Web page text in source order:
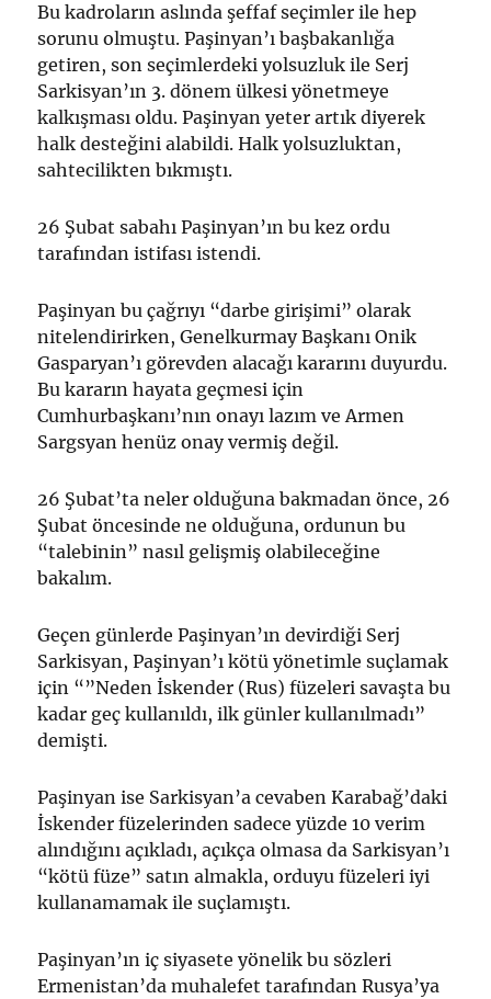
Bu kadroların aslında şeffaf seçimler ile hep
sorunu olmuştu. Paşinyan’ı başbakanlığa
getiren, son seçimlerdeki yolsuzluk ile Serj
Sarkisyan’ın 3. dönem ülkesi yönetmeye
kalkışması oldu. Paşinyan yeter artık diyerek
halk desteğini alabildi. Halk yolsuzluktan,
sahtecilikten bıkmıştı.
26 Şubat sabahı Paşinyan’ın bu kez ordu
tarafından istifası istendi.
Paşinyan bu çağrıyı “darbe girişimi” olarak
nitelendirirken, Genelkurmay Başkanı Onik
Gasparyan’ı görevden alacağı kararını duyurdu.
Bu kararın hayata geçmesi için
Cumhurbaşkanı’nın onayı lazım ve Armen
Sargsyan henüz onay vermiş değil.
26 Şubat’ta neler olduğuna bakmadan önce, 26
Şubat öncesinde ne olduğuna, ordunun bu
“talebinin” nasıl gelişmiş olabileceğine
bakalım.
Geçen günlerde Paşinyan’ın devirdiği Serj
Sarkisyan, Paşinyan’ı kötü yönetimle suçlamak
için “”Neden İskender (Rus) füzeleri savaşta bu
kadar geç kullanıldı, ilk günler kullanılmadı”
demişti.
Paşinyan ise Sarkisyan’a cevaben Karabağ’daki
İskender füzelerinden sadece yüzde 10 verim
alındığını açıkladı, açıkça olmasa da Sarkisyan’ı
“kötü füze” satın almakla, orduyu füzeleri iyi
kullanamamak ile suçlamıştı.
Paşinyan’ın iç siyasete yönelik bu sözleri
Ermenistan’da muhalefet tarafından Rusya’ya